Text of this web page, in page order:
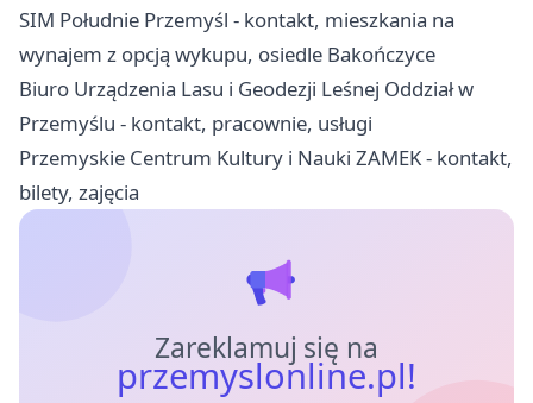
SIM Południe Przemyśl - kontakt, mieszkania na
wynajem z opcją wykupu, osiedle Bakończyce
Biuro Urządzenia Lasu i Geodezji Leśnej Oddział w
Przemyślu - kontakt, pracownie, usługi
Przemyskie Centrum Kultury i Nauki ZAMEK - kontakt,
bilety, zajęcia
Zareklamuj się na
przemyslonline.pl!